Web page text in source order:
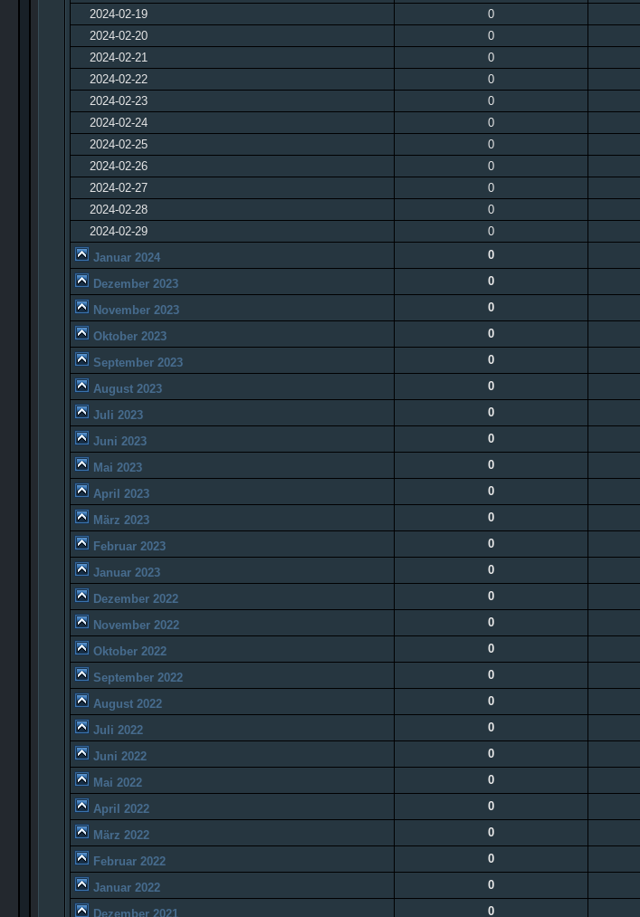
2024-02-19
0
2024-02-20
0
2024-02-21
0
2024-02-22
0
2024-02-23
0
2024-02-24
0
2024-02-25
0
2024-02-26
0
2024-02-27
0
2024-02-28
0
2024-02-29
0
Januar 2024
0
Dezember 2023 0
November 2023 0
Oktober 2023 0
September 2023 0
August 2023 0
Juli 2023 0
Juni 2023 0
Mai 2023 0
April 2023 0
März 2023 0
Februar 2023 0
Januar 2023 0
Dezember 2022 0
November 2022 0
Oktober 2022 0
September 2022 0
August 2022 0
Juli 2022 0
Juni 2022 0
Mai 2022 0
April 2022 0
März 2022 0
Februar 2022 0
Januar 2022 0
Dezember 2021 0